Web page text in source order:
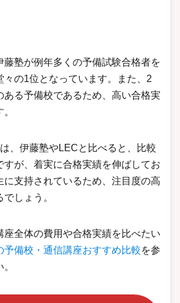
藤塾が例年多くの予備試験合格者を
々の1位となっています。また、2
ある予備校であるため、高い合格実
、伊藤塾やLECと比べると、比較
すが、着実に合格実績を伸ばしてお
に支持されているため、注目度の高
しょう。
座全体の費用や合格実績を比べたい
予備校・通信講座おすすめ比較を参